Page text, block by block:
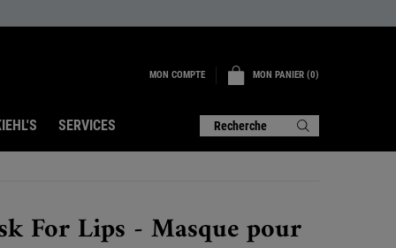
MON COMPTE MON PANIER 0
0 PRODUIT
SERVICES Recherche
For Lips - Masque pour